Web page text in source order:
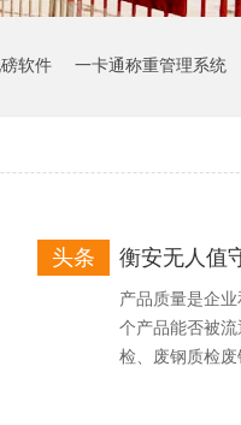
软件 一卡通称重管理系统
衡安无人值
头条
产品质量是企
个产品能否被
检、废钢质检